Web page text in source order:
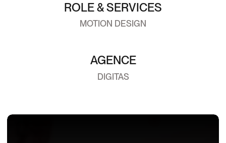
ROLE & SERVICES
MOTION DESIGN
AGENCE
DIGITAS